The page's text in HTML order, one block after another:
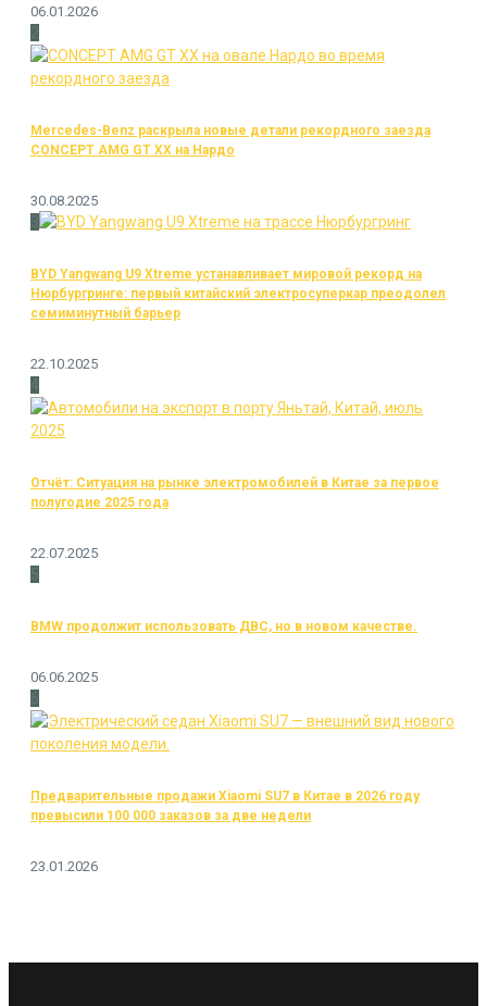
06.01.2026
2
Mercedes-Benz раскрыла новые детали рекордного заезда
CONCEPT AMG GT XX на Нардо
30.08.2025
3
BYD Yangwang U9 Xtreme устанавливает мировой рекорд на
Нюрбургринге: первый китайский электросуперкар преодолел
семиминутный барьер
22.10.2025
4
Отчёт: Ситуация на рынке электромобилей в Китае за первое
полугодие 2025 года
22.07.2025
5
BMW продолжит использовать ДВС, но в новом качестве.
06.06.2025
6
Предварительные продажи Xiaomi SU7 в Китае в 2026 году
превысили 100 000 заказов за две недели
23.01.2026